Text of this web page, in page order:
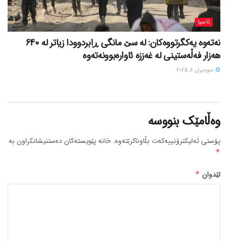
ئاسیا
نەتەوە یەکگرتووەکان: لە سێ مانگی ڕابردوودا زیاتر لە 640
هەزار فەڵەستینی لە غەززە ئاوارەبوونەتەوە
حوزه‌یران 6, 2025
وەڵامێک بنووسە
پۆستی ئەلیکترۆنییەکەت بڵاوناکرێتەوە. خانە پێویستەکان دەستنیشانکراون بە
*
لێدوان *